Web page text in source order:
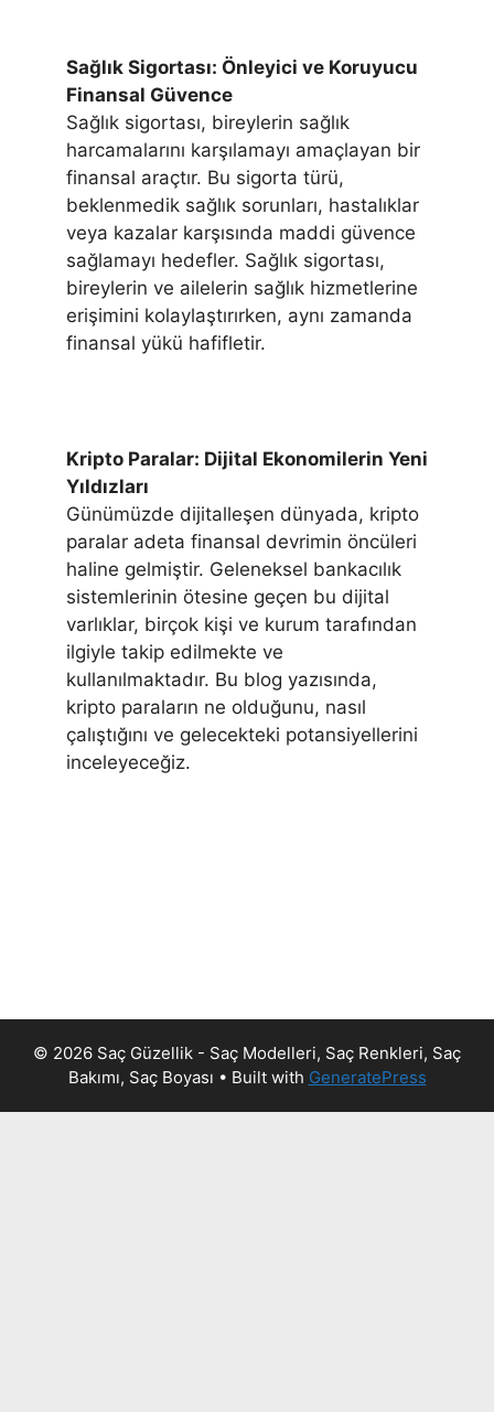
Sağlık Sigortası: Önleyici ve Koruyucu
Finansal Güvence
Sağlık sigortası, bireylerin sağlık
harcamalarını karşılamayı amaçlayan bir
finansal araçtır. Bu sigorta türü,
beklenmedik sağlık sorunları, hastalıklar
veya kazalar karşısında maddi güvence
sağlamayı hedefler. Sağlık sigortası,
bireylerin ve ailelerin sağlık hizmetlerine
erişimini kolaylaştırırken, aynı zamanda
finansal yükü hafifletir.
Kripto Paralar: Dijital Ekonomilerin Yeni
Yıldızları
Günümüzde dijitalleşen dünyada, kripto
paralar adeta finansal devrimin öncüleri
haline gelmiştir. Geleneksel bankacılık
sistemlerinin ötesine geçen bu dijital
varlıklar, birçok kişi ve kurum tarafından
ilgiyle takip edilmekte ve
kullanılmaktadır. Bu blog yazısında,
kripto paraların ne olduğunu, nasıl
çalıştığını ve gelecekteki potansiyellerini
inceleyeceğiz.
© 2026 Saç Güzellik - Saç Modelleri, Saç Renkleri, Saç
Bakımı, Saç Boyası • Built with GeneratePress